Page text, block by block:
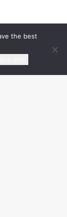
the best